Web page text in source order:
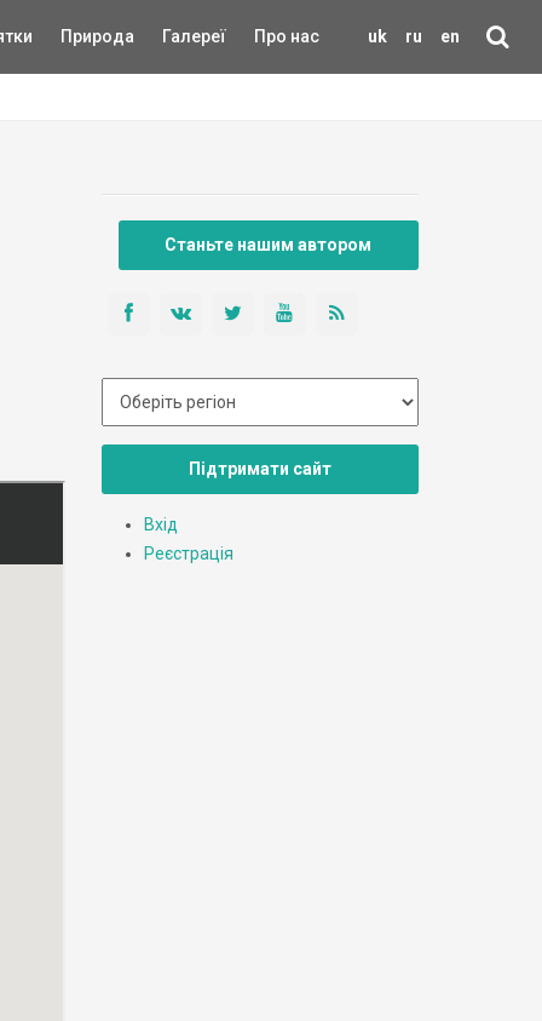
uk ru en
Природа Галереї Про нас
Станьте нашим автором
Підтримати сайт
Вхід
Реєстрація